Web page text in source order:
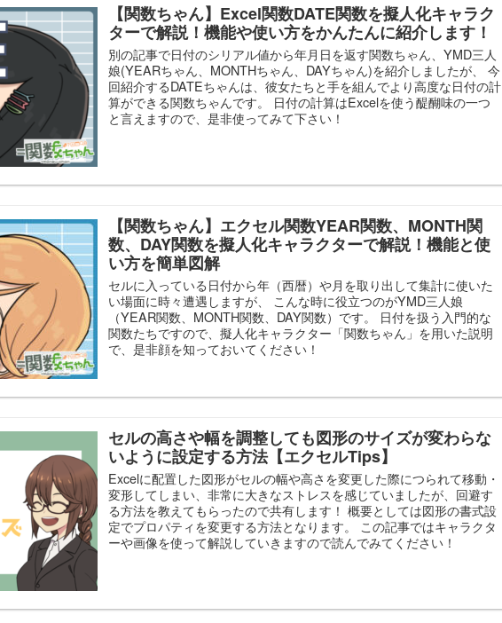
【関数ちゃん】Excel関数DATE関数を擬人化キャラク
ターで解説！機能や使い方をかんたんに紹介します！
別の記事で日付のシリアル値から年月日を返す関数ちゃん、YMD三人
娘(YEARちゃん、MONTHちゃん、DAYちゃん)を紹介しましたが、 今
回紹介するDATEちゃんは、彼女たちと手を組んでより高度な日付の計
算ができる関数ちゃんです。 日付の計算はExcelを使う醍醐味の一つ
と言えますので、是非使ってみて下さい！
【関数ちゃん】エクセル関数YEAR関数、MONTH関
数、DAY関数を擬人化キャラクターで解説！機能と使
い方を簡単図解
セルに入っている日付から年（西暦）や月を取り出して集計に使いた
い場面に時々遭遇しますが、 こんな時に役立つのがYMD三人娘
（YEAR関数、MONTH関数、DAY関数）です。 日付を扱う入門的な
関数たちですので、擬人化キャラクター「関数ちゃん」を用いた説明
で、是非顔を知っておいてください！
セルの高さや幅を調整しても図形のサイズが変わらな
いように設定する方法【エクセルTips】
Excelに配置した図形がセルの幅や高さを変更した際につられて移動・
変形してしまい、非常に大きなストレスを感じていましたが、回避す
る方法を教えてもらったので共有します！ 概要としては図形の書式設
定でプロパティを変更する方法となります。 この記事ではキャラクタ
ーや画像を使って解説していきますので読んでみてください！